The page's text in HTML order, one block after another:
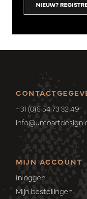
NIEUW?
+31 (0)6 54 73 32 49
MIJN ACCOUNT
Inloggen
Mijn bestellingen